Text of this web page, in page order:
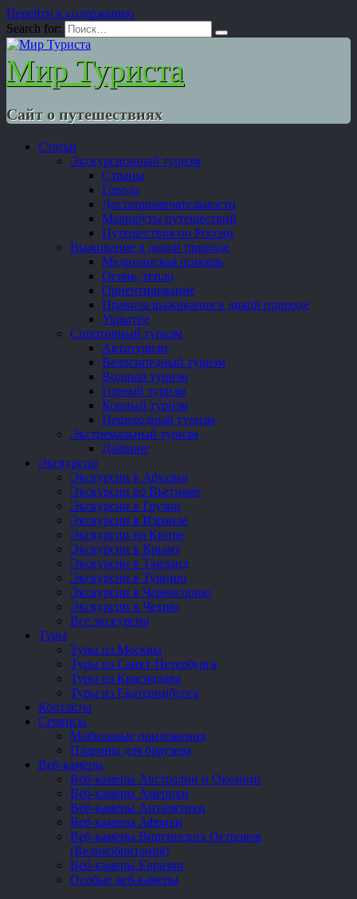
Перейти к содержанию
Search for:
Мир Туриста
Сайт о путешествиях
Статьи
Экскурсионный туризм
Страны
Города
Достопримечательности
Маршруты путешествий
Путешествия по России
Выживание в дикой природе
Медицинская помощь
Огонь, тепло
Ориентирование
Правила выживания в дикой природе
Укрытие
Спортивный туризм
Автотуризм
Велосипедный туризм
Водный туризм
Горный туризм
Конный туризм
Пешеходный туризм
Экстремальный туризм
Дайвинг
Экскурсии
Экскурсии в Абхазии
Экскурсии во Вьетнаме
Экскурсии в Грузии
Экскурсии в Израиле
Экскурсии на Кипре
Экскурсии в Крыму
Экскурсии в Таиланд
Экскурсии в Турцию
Экскурсии в Черногорию
Экскурсии в Чехию
Все экскурсии
Туры
Туры из Москвы
Туры из Санкт-Петербурга
Туры из Краснодара
Туры из Екатеринбурга
Контакты
Сервисы
Мобильные приложения
Плагины для браузера
Веб-камеры
Веб-камеры Австралии и Океании
Веб-камеры Америки
Веб-камеры Антарктики
Веб-камеры Африки
Веб-камеры Виргинских Островов
(Великобритания)
Веб-камеры Евразии
Особые веб-камеры